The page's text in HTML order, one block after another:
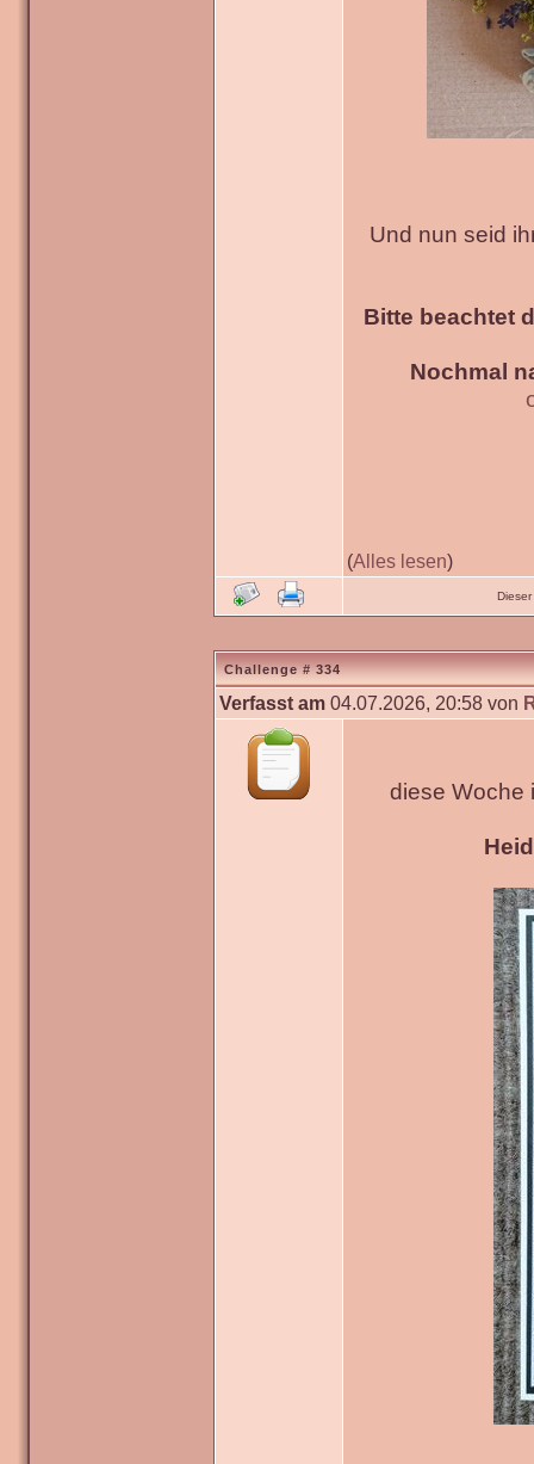
Und nun seid
Bitte beachtet
Nochmal
(Alles lesen)
Challenge # 334
Verfasst am 04.07.2026, 20:58 von
diese Woche